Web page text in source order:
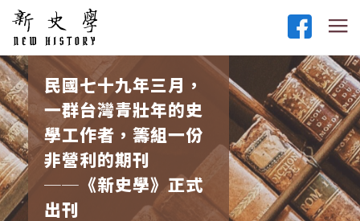
民國七十九年三月，
一群台灣青壯年的史
學工作者，籌組一份
非營利的期刊
──《新史學》正式
出刊